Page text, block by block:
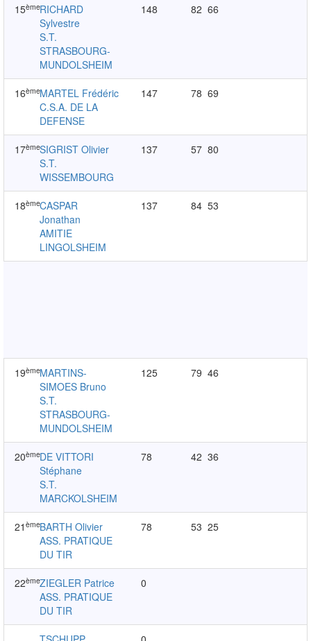
15èmeRICHARD
Sylvestre
S.T.
STRASBOURG-
MUNDOLSHEIM
148 82 66
16èmeMARTEL Frédéric
C.S.A. DE LA
DEFENSE
147 78 69
17èmeSIGRIST Olivier
S.T.
WISSEMBOURG
137 57 80
18èmeCASPAR
Jonathan
AMITIE
LINGOLSHEIM
137 84 53
19èmeMARTINS-
SIMOES Bruno
S.T.
STRASBOURG-
MUNDOLSHEIM
125 79 46
20èmeDE VITTORI
Stéphane
S.T.
MARCKOLSHEIM
78 42 36
21 èmeBARTH Olivier
ASS. PRATIQUE
DU TIR
78 53 25
22èmeZIEGLER Patrice
ASS. PRATIQUE
DU TIR
0